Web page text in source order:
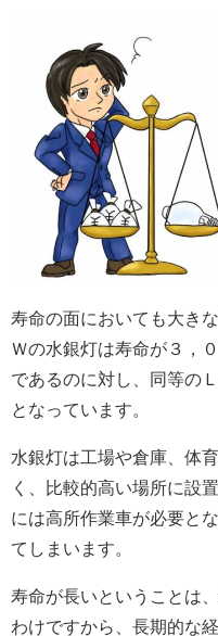
寿命の面においても大き
Ｗの水銀灯は寿命が３，
であるのに対し、同等の
となっています。
水銀灯は工場や倉庫、体
く、比較的高い場所に設
には高所作業車が必要と
てしまいます。
寿命が長いということは
わけですから、長期的な